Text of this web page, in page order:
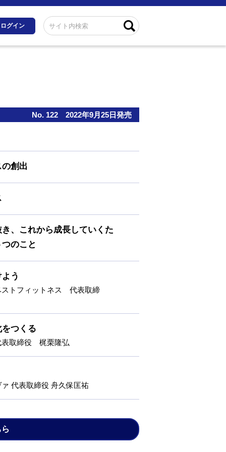
ログイン
No. 122 2022年9月25日発売
創出
、これから成長していくた
のこと
う
ストフィットネス 代表取締
つくる
取締役 梶栗隆弘
代表取締役 舟久保匡祐